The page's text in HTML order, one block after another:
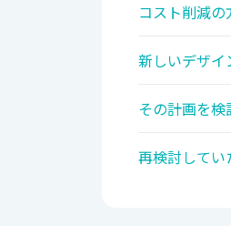
コスト削減
新しいデザイ
その計画を
再検討してい